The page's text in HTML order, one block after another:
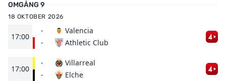
OMGÅNG 9
18 OKTOBER 2026
17:00
-
-
Valencia
Athletic Club
17:00
-
-
Villarreal
Elche